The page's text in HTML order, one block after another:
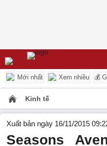
Mới nhất Xem nhiều 💰
Kinh tế
Xuất bản ngày 16/11/2015
Seasons